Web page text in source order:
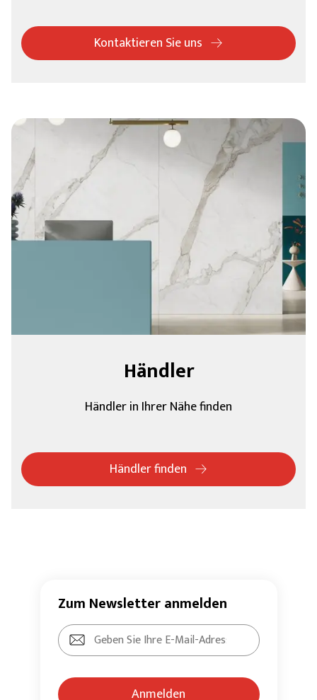
Kontaktieren Sie uns
Händler
Händler in Ihrer Nähe finden
Händler finden
Zum Newsletter anmelden
Anmelden